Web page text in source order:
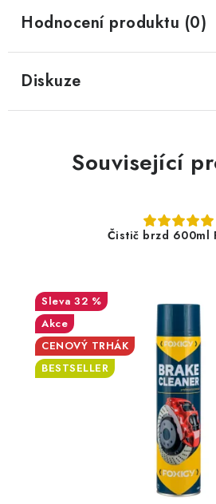
Hodnocení produktu (0)
Diskuze
Související
Čistič brzd 600ml
32 %
Akce
CENOVÝ TRHÁK
BESTSELLER